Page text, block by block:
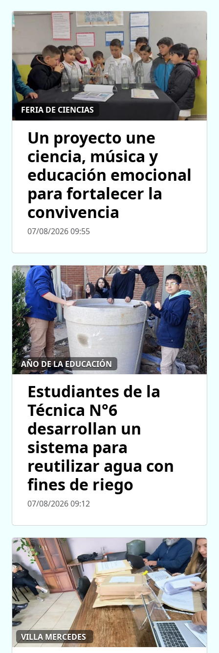
FERIA DE CIENCIAS
Un proyecto une
ciencia, música y
educación emocional
para fortalecer la
convivencia
07/08/2026 09:55
AÑO DE LA EDUCACIÓN
Estudiantes de la
Técnica N°6
desarrollan un
sistema para
reutilizar agua con
fines de riego
07/08/2026 09:12
VILLA MERCEDES